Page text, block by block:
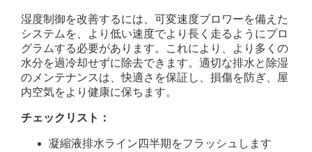
湿度制御を改善するには、可変速度ブロワーを備えた
システムを、より低い速度でより長く走るようにプロ
グラムする必要があります。これにより、より多くの
水分を過冷却せずに除去できます。適切な排水と除湿
のメンテナンスは、快適さを保証し、損傷を防ぎ、屋
内空気をより健康に保ちます。
チェックリスト：
凝縮液排水ライン四半期をフラッシュします